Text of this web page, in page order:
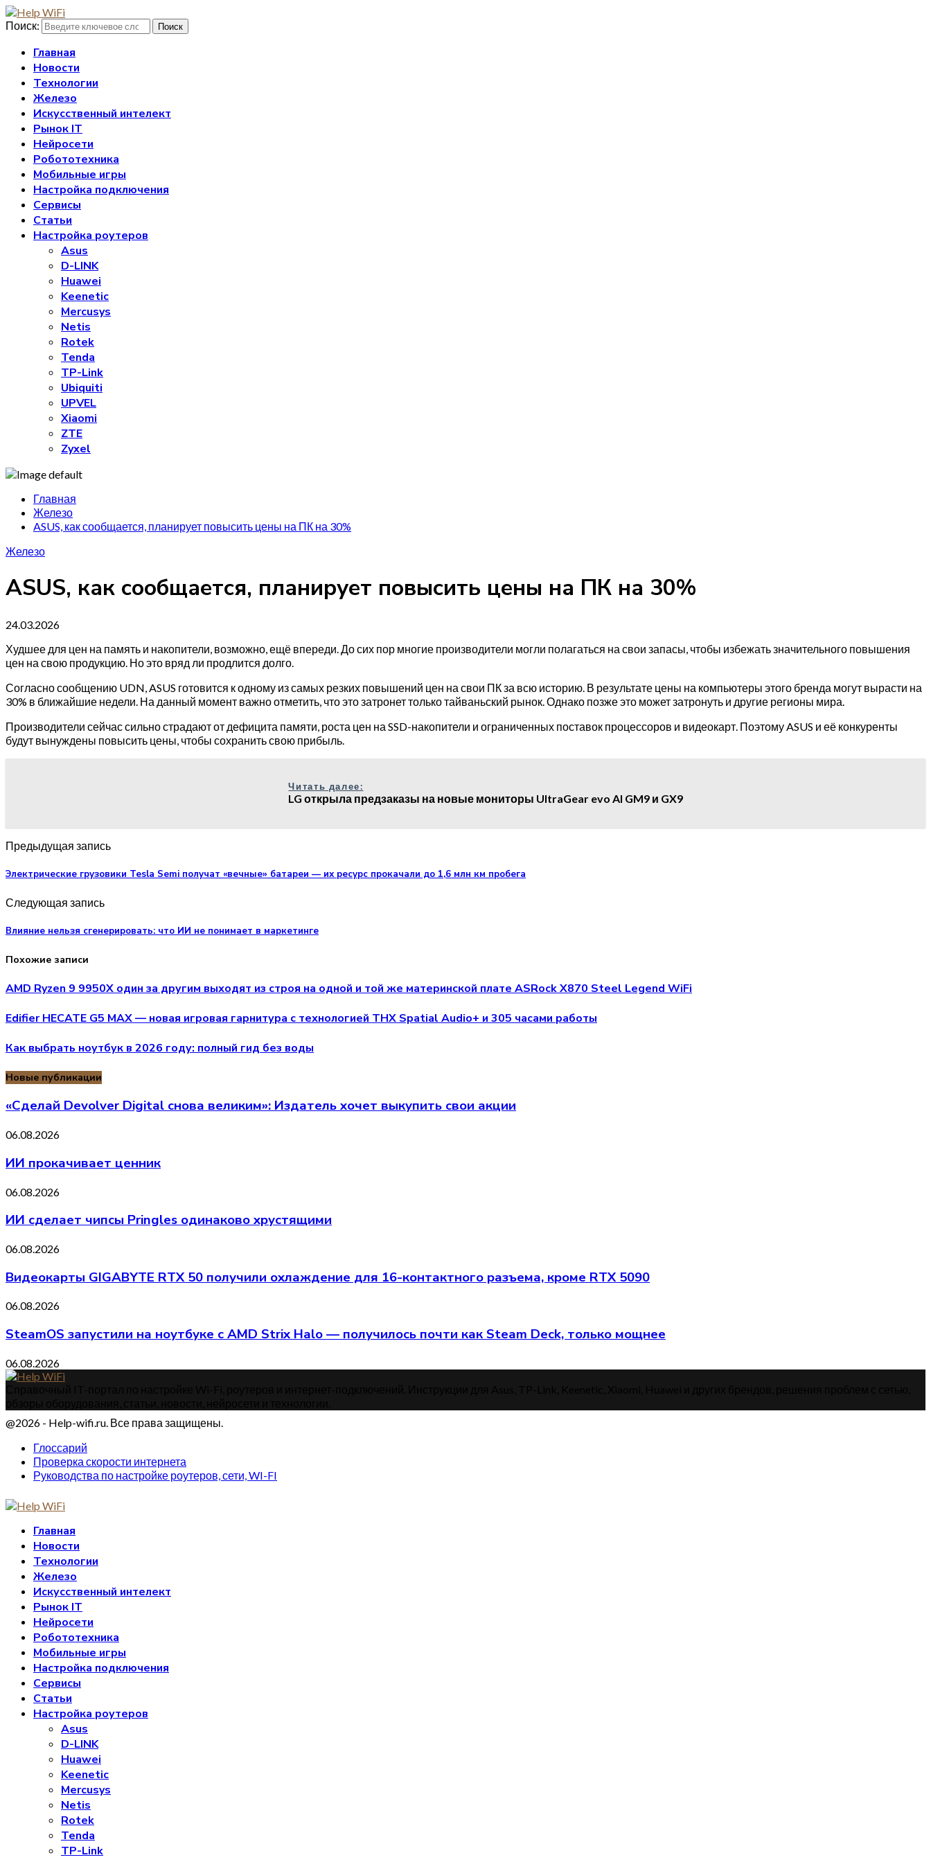
Поиск: Поиск
Главная
Новости
Технологии
Железо
Искусственный интелект
Рынок IT
Нейросети
Робототехника
Мобильные игры
Настройка подключения
Сервисы
Статьи
Настройка роутеров
Asus
D-LINK
Huawei
Keenetic
Mercusys
Netis
Rotek
Tenda
TP-Link
Ubiquiti
UPVEL
Xiaomi
ZTE
Zyxel
Главная
Железо
ASUS, как сообщается, планирует повысить цены на ПК на 30%
Железо
ASUS, как сообщается, планирует повысить цены на ПК на 30%
24.03.2026
Худшее для цен на память и накопители, возможно, ещё впереди. До сих пор многие производители могли полагаться на свои запасы, чтобы избежать значительного повышения
цен на свою продукцию. Но это вряд ли продлится долго.
Согласно сообщению UDN, ASUS готовится к одному из самых резких повышений цен на свои ПК за всю историю. В результате цены на компьютеры этого бренда могут вырасти на
30% в ближайшие недели. На данный момент важно отметить, что это затронет только тайваньский рынок. Однако позже это может затронуть и другие регионы мира.
Производители сейчас сильно страдают от дефицита памяти, роста цен на SSD-накопители и ограниченных поставок процессоров и видеокарт. Поэтому ASUS и её конкуренты
будут вынуждены повысить цены, чтобы сохранить свою прибыль.
Читать далее:
LG открыла предзаказы на новые мониторы UltraGear evo AI GM9 и GX9
Предыдущая запись
Электрические грузовики Tesla Semi получат «вечные» батареи — их ресурс прокачали до 1,6 млн км пробега
Следующая запись
Влияние нельзя сгенерировать: что ИИ не понимает в маркетинге
Похожие записи
AMD Ryzen 9 9950X один за другим выходят из строя на одной и той же материнской плате ASRock X870 Steel Legend WiFi
Edifier HECATE G5 MAX — новая игровая гарнитура с технологией THX Spatial Audio+ и 305 часами работы
Как выбрать ноутбук в 2026 году: полный гид без воды
Новые публикации
«Сделай Devolver Digital снова великим»: Издатель хочет выкупить свои акции
06.08.2026
ИИ прокачивает ценник
06.08.2026
ИИ сделает чипсы Pringles одинаково хрустящими
06.08.2026
Видеокарты GIGABYTE RTX 50 получили охлаждение для 16-контактного разъема, кроме RTX 5090
06.08.2026
SteamOS запустили на ноутбуке с AMD Strix Halo — получилось почти как Steam Deck, только мощнее
06.08.2026
@2026 - Help-wifi.ru. Все права защищены.
Глоссарий
Проверка скорости интернета
Руководства по настройке роутеров, сети, WI-FI
Главная
Новости
Технологии
Железо
Искусственный интелект
Рынок IT
Нейросети
Робототехника
Мобильные игры
Настройка подключения
Сервисы
Статьи
Настройка роутеров
Asus
D-LINK
Huawei
Keenetic
Mercusys
Netis
Rotek
Tenda
TP-Link